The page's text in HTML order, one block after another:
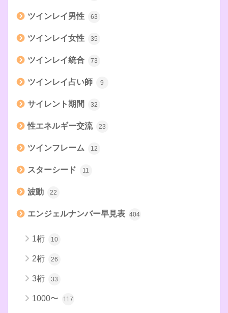
ツインレイ男性 63
ツインレイ女性 35
ツインレイ統合 73
ツインレイ占い師 9
サイレント期間 32
性エネルギー交流 23
ツインフレーム 12
スターシード 11
波動 22
エンジェルナンバー早見表 404
1桁 10
2桁 26
3桁 33
1000〜 117